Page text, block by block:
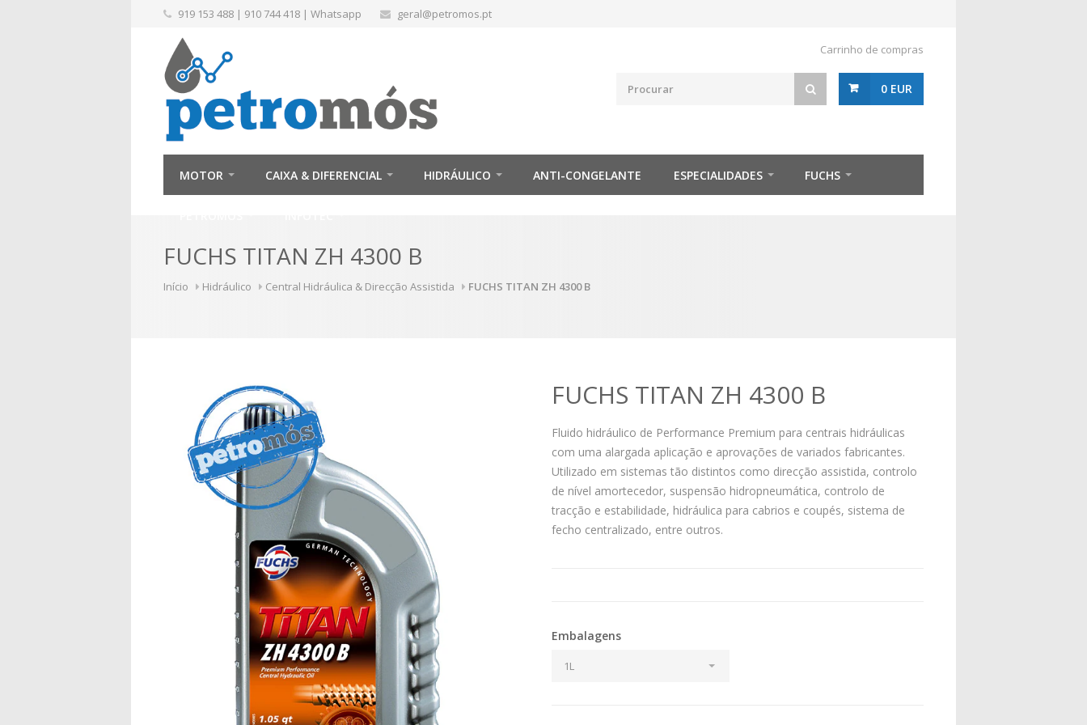
919 153 488 | 910 744 418 | Whatsapp geral@petromos.pt
Carrinho de compras
0 EUR
MOTOR CAIXA & DIFERENCIAL HIDRÁULICO ANTI-CONGELANTE ESPECIALIDADES FUCHS
FUCHS TITAN ZH 4300 B
Início Hidráulico Central Hidráulica & Direcção Assistida FUCHS TITAN ZH 4300 B
FUCHS TITAN ZH 4300 B
Fluido hidráulico de Performance Premium para centrais hidráulicas
com uma alargada aplicação e aprovações de variados fabricantes.
Utilizado em sistemas tão distintos como direcção assistida, controlo
de nível amortecedor, suspensão hidropneumática, controlo de
tracção e estabilidade, hidráulica para cabrios e coupés, sistema de
fecho centralizado, entre outros.
Embalagens
1L